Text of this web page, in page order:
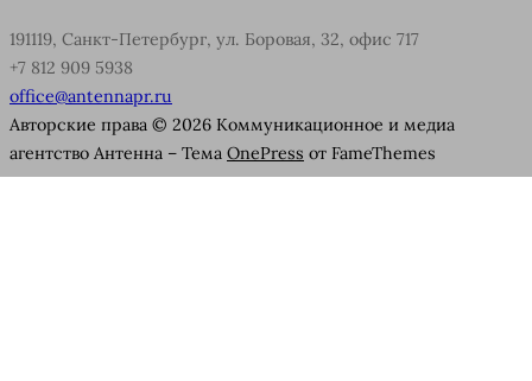
191119, Санкт-Петербург, ул. Боровая, 32, офис 717
+7 812 909 5938
office@antennapr.ru
Авторские права © 2026 Коммуникационное и медиа
агентство Антенна – Тема OnePress от FameThemes